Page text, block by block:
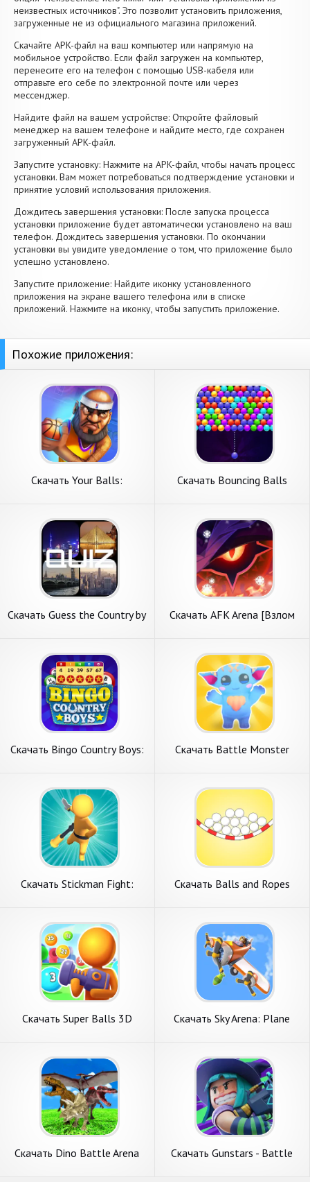
неизвестных источников". Это позволит установить приложения,
загруженные не из официального магазина приложений.
Скачайте APK-файл на ваш компьютер или напрямую на
мобильное устройство. Если файл загружен на компьютер,
перенесите его на телефон с помощью USB-кабеля или
отправьте его себе по электронной почте или через
мессенджер.
Найдите файл на вашем устройстве: Откройте файловый
менеджер на вашем телефоне и найдите место, где сохранен
загруженный APK-файл.
Запустите установку: Нажмите на APK-файл, чтобы начать процесс
установки. Вам может потребоваться подтверждение установки и
принятие условий использования приложения.
Дождитесь завершения установки: После запуска процесса
установки приложение будет автоматически установлено на ваш
телефон. Дождитесь завершения установки. По окончании
установки вы увидите уведомление о том, что приложение было
успешно установлено.
Запустите приложение: Найдите иконку установленного
приложения на экране вашего телефона или в списке
приложений. Нажмите на иконку, чтобы запустить приложение.
Похожие приложения:
Скачать Your Balls:
Андроид
Скачать Bouncing Balls
Скачать Guess the Country by
Скачать AFK Arena [Взлом
Скачать Bingo Country Boys:
Скачать Battle Monster
Скачать Stickman Fight:
Андроид
Скачать Balls and Ropes
Скачать Super Balls 3D
Скачать Sky Arena: Plane
Скачать Dino Battle Arena
Скачать Gunstars - Battle